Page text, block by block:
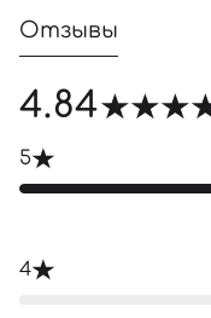
Отзывы
4.84
5
4